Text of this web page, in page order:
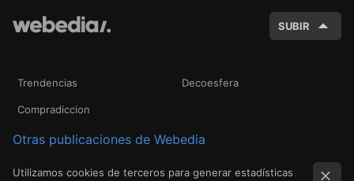
SUBIR
Trendencias Decoesfera
Compradiccion
Otras publicaciones de Webedia
Utilizamos cookies de terceros para generar estadísticas